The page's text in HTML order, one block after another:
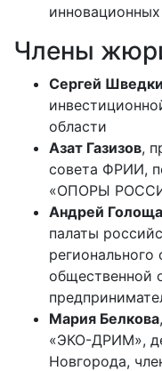
Члены
Сергей
области
Азат Газизов,
совета ФРИИ,
«ОПОРЫ
Андрей
палаты
общественной
Мария Белкова
«ЭКО-ДРИМ»,
Новгорода,